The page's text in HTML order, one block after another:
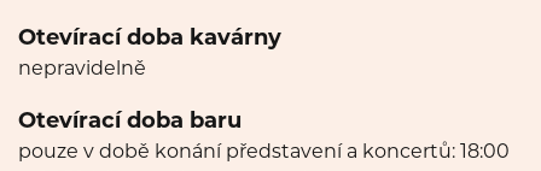
Otevírací doba kavárny
nepravidelně
Otevírací doba baru
pouze v době konání představení a koncertů: 18:00